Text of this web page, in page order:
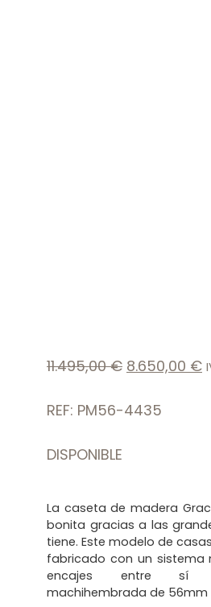
11.495,00€ 8.650,00 €
REF: PM56-4435
DISPONIBLE
La caseta de madera
bonita gracias a las
tiene. Este modelo de
fabricado con un sistema
encajes entre sí
machihembrada de 56mm